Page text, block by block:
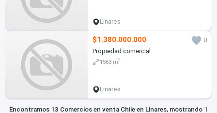
Linares
$1.380.000.000
0
Propiedad comercial
1563 m2
Linares
Encontramos 13 Comercios en venta Chile en Linares, mostrando 1